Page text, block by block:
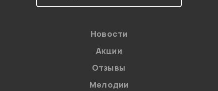
Новости
Акции
Отзывы
Мелодии